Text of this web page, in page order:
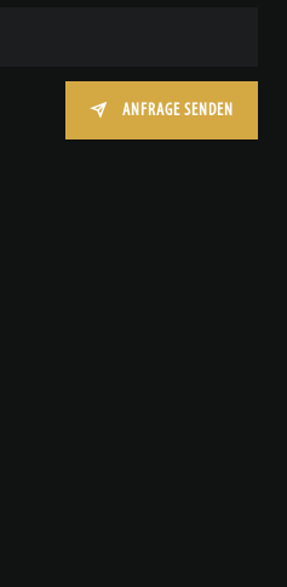
ANFRAGE SENDEN